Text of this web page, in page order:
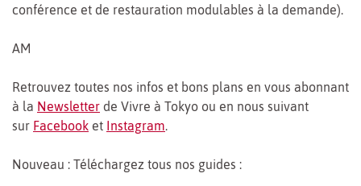
conférence et de restauration modulables à la demande).
AM
Retrouvez toutes nos infos et bons plans en vous abonnant
à la Newsletter de Vivre à Tokyo ou en nous suivant
sur Facebook et Instagram.
Nouveau : Téléchargez tous nos guides :